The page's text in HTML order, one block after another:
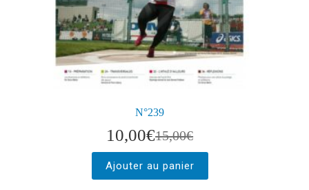
N°239
15,00€
10,00€
Ajouter au panier